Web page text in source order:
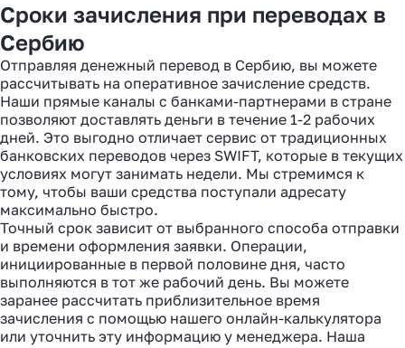
Сроки зачисления при переводах в
Сербию
Отправляя денежный перевод в Сербию, вы можете
рассчитывать на оперативное зачисление средств.
Наши прямые каналы с банками-партнерами в стране
позволяют доставлять деньги в течение 1-2 рабочих
дней. Это выгодно отличает сервис от традиционных
банковских переводов через SWIFT, которые в текущих
условиях могут занимать недели. Мы стремимся к
тому, чтобы ваши средства поступали адресату
максимально быстро.
Точный срок зависит от выбранного способа отправки
и времени оформления заявки. Операции,
инициированные в первой половине дня, часто
выполняются в тот же рабочий день. Вы можете
заранее рассчитать приблизительное время
зачисления с помощью нашего онлайн-калькулятора
или уточнить эту информацию у менеджера. Наша